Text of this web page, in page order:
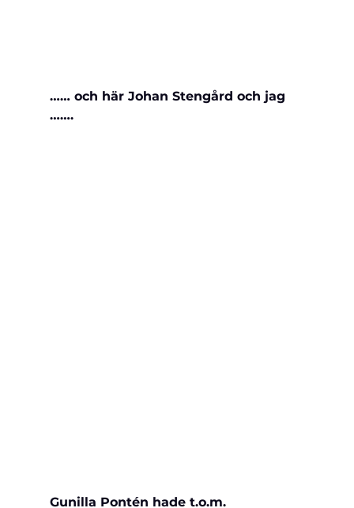
…… och här Johan Stengård och jag
…….
Gunilla Pontén hade t.o.m.